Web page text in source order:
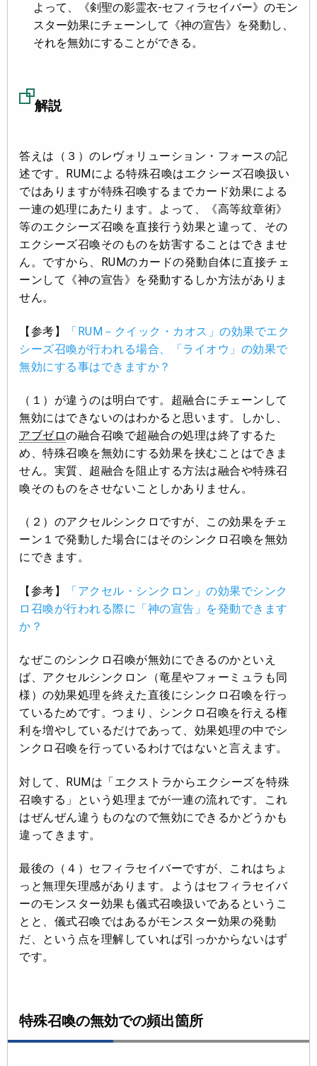
よって、《剣聖の影霊衣-セフィラセイバー》のモン
スター効果にチェーンして《神の宣告》を発動し、
それを無効にすることができる。
解説
答えは（３）のレヴォリューション・フォースの記
述です。RUMによる特殊召喚はエクシーズ召喚扱い
ではありますが特殊召喚するまでカード効果による
一連の処理にあたります。よって、《高等紋章術》
等のエクシーズ召喚を直接行う効果と違って、その
エクシーズ召喚そのものを妨害することはできませ
ん。ですから、RUMのカードの発動自体に直接チェ
ーンして《神の宣告》を発動するしか方法がありま
せん。
【参考】
「RUM－クイック・カオス」の効果でエク
シーズ召喚が行われる場合、「ライオウ」の効果で
無効にする事はできますか？
（１）が違うのは明白です。超融合にチェーンして
無効にはできないのはわかると思います。しかし、
アブゼロの融合召喚で超融合の処理は終了するた
め、特殊召喚を無効にする効果を挟むことはできま
せん。実質、超融合を阻止する方法は融合や特殊召
喚そのものをさせないことしかありません。
（２）のアクセルシンクロですが、この効果をチェ
ーン１で発動した場合にはそのシンクロ召喚を無効
にできます。
【参考】
「アクセル・シンクロン」の効果でシンク
ロ召喚が行われる際に「神の宣告」を発動できます
か？
なぜこのシンクロ召喚が無効にできるのかといえ
ば、アクセルシンクロン（竜星やフォーミュラも同
様）の効果処理を終えた直後にシンクロ召喚を行っ
ているためです。つまり、シンクロ召喚を行える権
利を増やしているだけであって、効果処理の中でシ
ンクロ召喚を行っているわけではないと言えます。
対して、RUMは「エクストラからエクシーズを特殊
召喚する」という処理までが一連の流れです。これ
はぜんぜん違うものなので無効にできるかどうかも
違ってきます。
最後の（４）セフィラセイバーですが、これはちょ
っと無理矢理感があります。ようはセフィラセイバ
ーのモンスター効果も儀式召喚扱いであるというこ
とと、儀式召喚ではあるがモンスター効果の発動
だ、という点を理解していれば引っかからないはず
です。
特殊召喚の無効での頻出箇所